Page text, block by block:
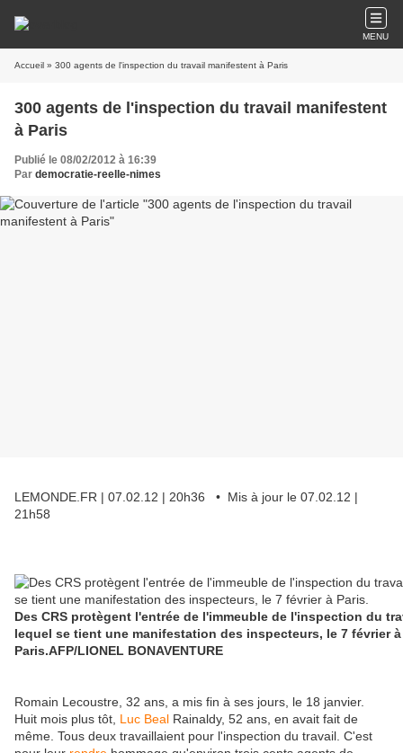
MENU
Accueil » 300 agents de l'inspection du travail manifestent à Paris
300 agents de l'inspection du travail manifestent
à Paris
Publié le 08/02/2012 à 16:39
Par democratie-reelle-nimes
LEMONDE.FR | 07.02.12 | 20h36 • Mis à jour le 07.02.12 |
21h58
Des CRS protègent l'entrée de l'immeuble de l'inspection du
lequel se tient une manifestation des inspecteurs, le 7 février à
Paris.AFP/LIONEL BONAVENTURE
Romain Lecoustre, 32 ans, a mis fin à ses jours, le 18 janvier.
Huit mois plus tôt, Luc Beal Rainaldy, 52 ans, en avait fait de
même. Tous deux travaillaient pour l'inspection du travail. C'est